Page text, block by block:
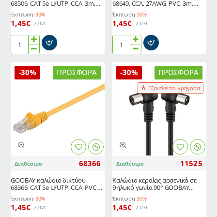
68506, CAT 5e U/UTP, CCA, 3m,
λευκό
Έκπτωση-30%
1,45€ 2,07€
GOOBAY
δικτύου
68506,
CCA,
3m,
λευκό
68649, CCA, 27AWG, PVC, 3m,
μαύρο
Έκπτωση-30%
1,45€ 2,07€
GΟOBAY
UTP
Cat
68649,
μαύρο
ΠΡΟΣΦΟΡΆ
-30%
Διαθέσιμο 68366
GΟOBAY καλώδιο δικτύου
68366, CAT 5e U/UTP, CCA, PVC,
3m, κίτρινο
Έκπτωση-30%
1,45€ 2,07€
ΠΡΟΣΦΟΡΆ
Εξαντλείται γρήγορα
-30%
Διαθέσιμο 11525
Καλώδιο κεραίας αρσενικό σε
θηλυκό γωνία 90° GOOBAY
γωνιακό με μήκος 1.5m σε
μαύρο χρώμα
Έκπτωση-30%
1,45€ 2,07€